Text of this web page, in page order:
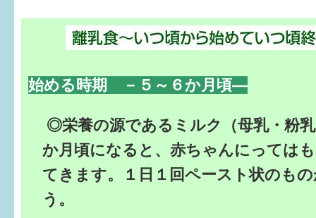
始める時期 －５～６か月頃―
◎栄養の源であるミルク（母乳・粉
か月頃になると、赤ちゃんにっては
てきます。１日１回ペースト状のも
う。